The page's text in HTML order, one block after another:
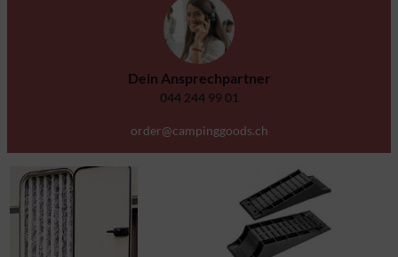
Dein Ansprechpartner
044 244 99 01
order@campinggoods.ch